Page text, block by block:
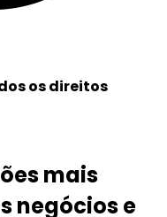
os direitos
mais
negócios e